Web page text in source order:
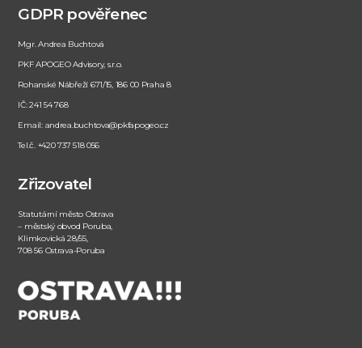
GDPR pověřenec
Mgr. Andrea Buchtová
PKF APOGEO Advisory, s.r.o.
Rohanské Nábřeží 671/15, 186 00 Praha 8
IČ: 241 54 768
Email: andrea.buchtova@pkfapogeo.cz
Tel.č. +420 737 518 056
Zřizovatel
Statutární město Ostrava
– městský obvod Poruba,
Klimkovická 28/55,
708 56 Ostrava-Poruba